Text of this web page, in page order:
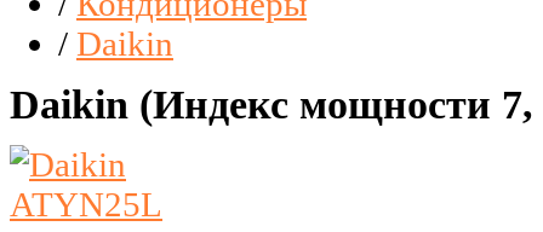
/ Daikin
Daikin (Индекс мощности 7,